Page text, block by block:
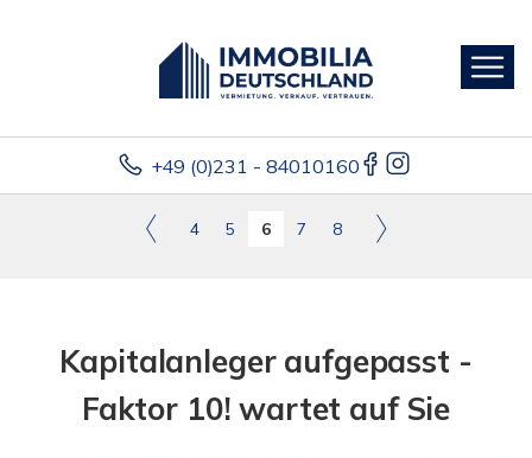
+49 (0)231 - 84010160
4 5 6 7 8
Kapitalanleger aufgepasst -
Faktor 10! wartet auf Sie